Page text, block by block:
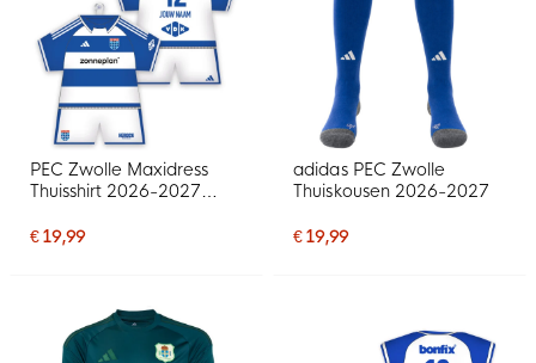
PEC Zwolle Maxidress
Thuisshirt 2026-2027
€ 19,99
adidas PEC Zwolle
Thuiskousen 2026-2027
€ 19,99